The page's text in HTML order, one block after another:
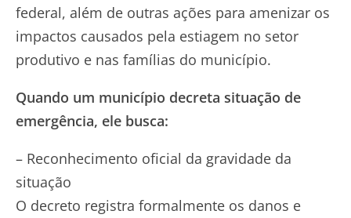
federal, além de outras ações para amenizar os
impactos causados pela estiagem no setor
produtivo e nas famílias do município.
Quando um município decreta situação de
emergência, ele busca:
– Reconhecimento oficial da gravidade da
situação
O decreto registra formalmente os danos e